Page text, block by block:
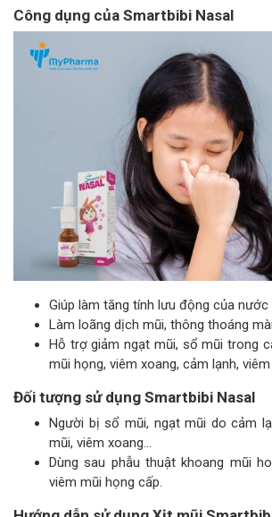
Công dụng của Smartbibi Nasal
Giúp làm tăng tính lưu động của nước
Làm loãng dịch mũi, thông thoáng
Hỗ trợ giảm ngạt mũi, sổ mũi trong
mũi họng, viêm xoang, cảm lạnh,
Đối tượng sử dụng Smartbibi Nasal
Người bị sổ mũi, ngạt mũi do cảm
mũi, viêm xoang…
Dùng sau phẫu thuật khoang mũi
viêm mũi họng cấp.